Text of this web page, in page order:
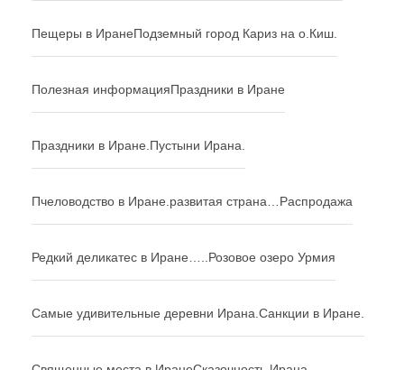
Пещеры в ИранеПодземный город Кариз на о.Киш.
Полезная информацияПраздники в Иране
Праздники в Иране.Пустыни Ирана.
Пчеловодство в Иране.развитая страна…Распродажа
Редкий деликатес в Иране…..Розовое озеро Урмия
Самые удивительные деревни Ирана.Санкции в Иране.